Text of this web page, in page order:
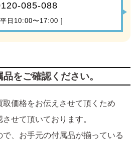
085-088
日10:00〜17:00 ]
をご確認ください。
価格をお伝えさせて頂くため
せて頂いております。
、お手元の付属品が揃っている